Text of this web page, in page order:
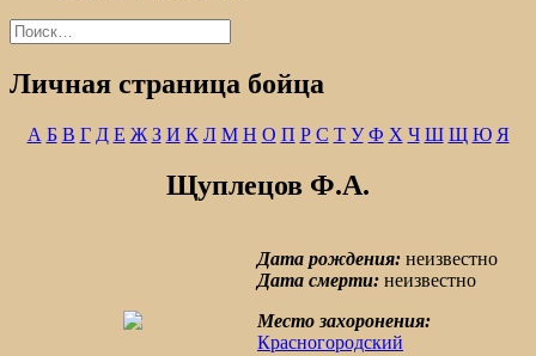
Найти:
Личная страница бойца
А Б В Г Д Е Ж З И К Л М Н О П Р С Т У Ф Х Ч Ш Щ Ю Я
Щуплецов Ф.А.
Дата рождения: неизвестно
Дата смерти: неизвестно
Место захоронения:
Красногородский